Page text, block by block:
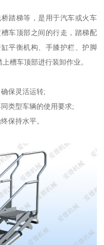
踏梯等，是用于汽车或火车
车顶部之间的行走，踏梯配
平衡机构、手膝护栏、护脚
槽车顶部进行装卸作业。
保灵活运转;
类型车辆的使用要求;
保持水平。